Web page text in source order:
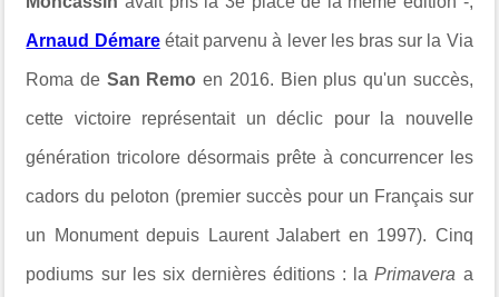
Arnaud Démareétait parvenu à lever les bras sur la Via
Roma de San Remo en 2016. Bien plus qu'un succès,
cette victoire représentait un déclic pour la nouvelle
génération tricolore désormais prête à concurrencer les
cadors du peloton (premier succès pour un Français sur
un Monument depuis Laurent Jalabert en 1997). Cinq
podiums sur les six dernières éditions : laPrimavera a